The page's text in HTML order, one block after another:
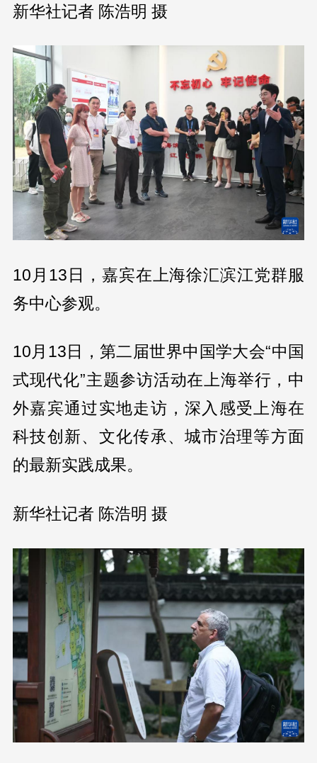
新华社记者 陈浩明 摄
10月13日，嘉宾在上海徐汇滨江党群服
务中心参观。
10月13日，第二届世界中国学大会“中国
式现代化”主题参访活动在上海举行，中
外嘉宾通过实地走访，深入感受上海在
科技创新、文化传承、城市治理等方面
的最新实践成果。
新华社记者 陈浩明 摄